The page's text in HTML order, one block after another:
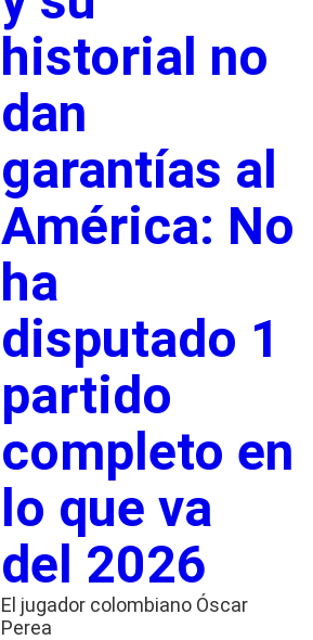
historial no
dan
garantías al
América: No
ha
disputado 1
partido
completo en
lo que va
del 2026
El jugador colombiano Óscar
Perea